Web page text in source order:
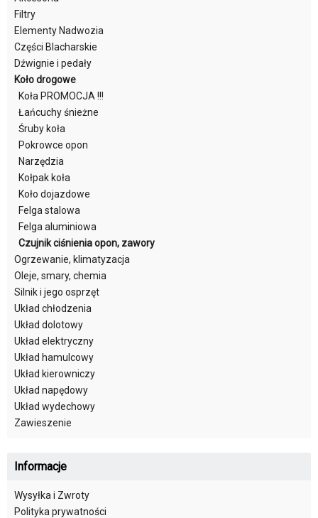
Filtry
Elementy Nadwozia
Części Blacharskie
Dźwignie i pedały
Koło drogowe
Koła PROMOCJA !!!
Łańcuchy śnieżne
Śruby koła
Pokrowce opon
Narzędzia
Kołpak koła
Koło dojazdowe
Felga stalowa
Felga aluminiowa
Czujnik ciśnienia opon, zawory
Ogrzewanie, klimatyzacja
Oleje, smary, chemia
Silnik i jego osprzęt
Układ chłodzenia
Układ dolotowy
Układ elektryczny
Układ hamulcowy
Układ kierowniczy
Układ napędowy
Układ wydechowy
Zawieszenie
Informacje
Wysyłka i Zwroty
Polityka prywatności